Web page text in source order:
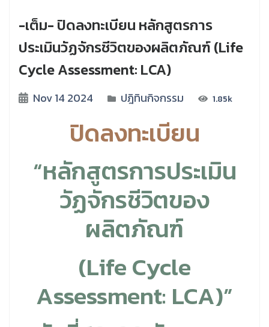
-เต็ม- ปิดลงทะเบียน หลักสูตรการ
ประเมินวัฏจักรชีวิตของผลิตภัณฑ์ (Life
Cycle Assessment: LCA)
Nov 14 2024 ปฎิทินกิจกรรม 1.85k
ปิดลงทะเบียน
“หลักสูตรการประเมิน
วัฏจักรชีวิตของ
ผลิตภัณฑ์
(Life Cycle
Assessment: LCA)”